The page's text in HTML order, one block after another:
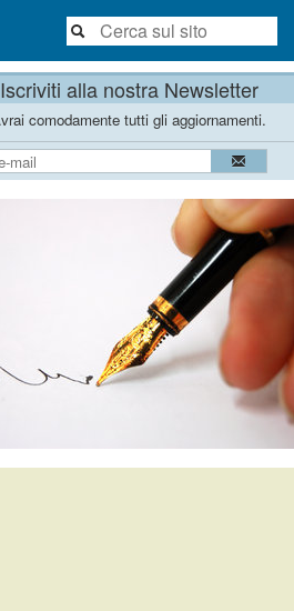
Iscriviti alla nostra Newsletter
comodamente tutti gli aggiornamenti.